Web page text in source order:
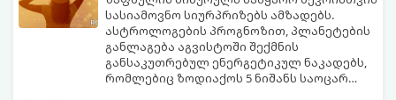
რთული პერიოდის შემდეგ ეს ნიშნები
შეძლებენ ამოისუნთქონ და დაინახონ
ახალი შესაძლებლობები.
სასიამოვნო სიურპრიზებს ამზადებს.
ასტროლოგების პროგნოზით, პლანეტების
განლაგება აგვისტოში შექმნის
განსაკუთრებულ ენერგეტიკულ ნაკადებს,
რომლებიც ზოდიაქოს 5 ნიშანს საოცარ